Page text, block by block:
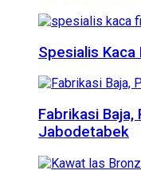
Spesialis
Fabrikasi
Jabodetabek